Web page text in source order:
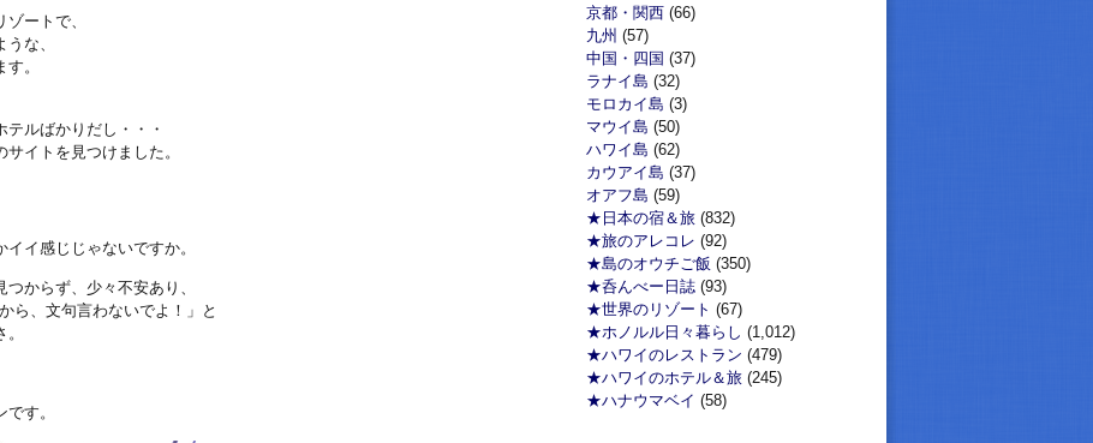
ートで、
な、
。
ルばかりだし・・・
イトを見つけました。
イ感じじゃないですか。
からず、少々不安あり、
ら、文句言わないでよ！」と
す。
京都・関西 (66)
九州 (57)
中国・四国 (37)
ラナイ島 (32)
モロカイ島 (3)
マウイ島 (50)
ハワイ島 (62)
カウアイ島 (37)
オアフ島 (59)
★日本の宿＆旅 (832)
★旅のアレコレ (92)
★島のオウチご飯 (350)
★呑んべー日誌 (93)
★世界のリゾート (67)
★ホノルル日々暮らし (1,012)
★ハワイのレストラン (479)
★ハワイのホテル＆旅 (245)
★ハナウマベイ (58)